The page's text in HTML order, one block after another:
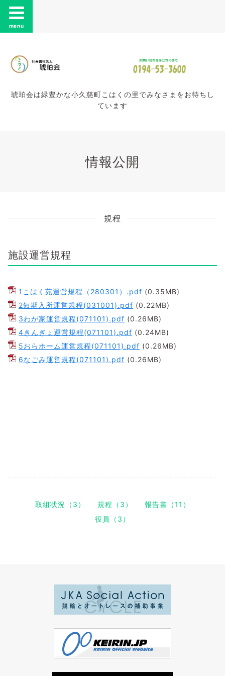
menu
琥珀会は緑豊かな小久慈町こはくの里でみなさまをお待ちし
ています
情報公開
規程
施設運営規程
1こはく苑運営規程（280301）.pdf (0.35MB)
2短期入所運営規程(031001).pdf (0.22MB)
3わが家運営規程(071101).pdf (0.26MB)
4きんぎょ運営規程(071101).pdf (0.24MB)
5おらホーム運営規程(071101).pdf (0.26MB)
6なごみ運営規程(071101).pdf (0.26MB)
取組状況（3） 規程（3）
報告書（11）
役員（3）